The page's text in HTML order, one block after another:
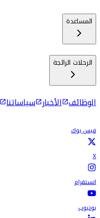
المساعدة
الرحلات الرائجة
الوظائف الأخبار سياساتنا
فيس بوك
X
انستقرام
يوتيوب